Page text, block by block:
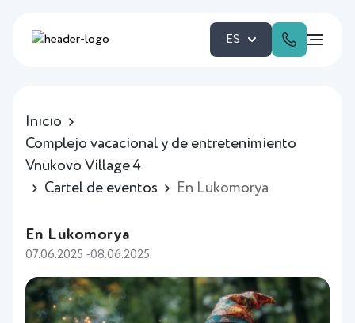
ES
Inicio
Complejo vacacional y de entretenimiento
Vnukovo Village 4
Cartel de eventos
En Lukomorya
En Lukomorya
07.06.2025 -08.06.2025